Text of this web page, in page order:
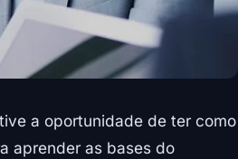
a oportunidade de ter como
aprender as bases do